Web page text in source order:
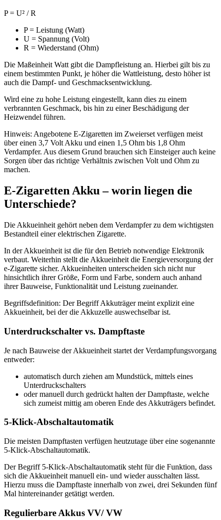
P = U² / R
P = Leistung (Watt)
U = Spannung (Volt)
R = Wiederstand (Ohm)
Die Maßeinheit Watt gibt die Dampfleistung an. Hierbei gilt bis zu
einem bestimmten Punkt, je höher die Wattleistung, desto höher ist
auch die Dampf- und Geschmacksentwicklung.
Wird eine zu hohe Leistung eingestellt, kann dies zu einem
verbrannten Geschmack, bis hin zu einer Beschädigung der
Heizwendel führen.
Hinweis: Angebotene E-Zigaretten im Zweierset verfügen meist
über einen 3,7 Volt Akku und einen 1,5 Ohm bis 1,8 Ohm
Verdampfer. Aus diesem Grund brauchen sich Einsteiger auch keine
Sorgen über das richtige Verhältnis zwischen Volt und Ohm zu
machen.
E-Zigaretten Akku – worin liegen die
Unterschiede?
Die Akkueinheit gehört neben dem Verdampfer zu dem wichtigsten
Bestandteil einer elektrischen Zigarette.
In der Akkueinheit ist die für den Betrieb notwendige Elektronik
verbaut. Weiterhin stellt die Akkueinheit die Energieversorgung der
e-Zigarette sicher. Akkueinheiten unterscheiden sich nicht nur
hinsichtlich ihrer Größe, Form und Farbe, sondern auch anhand
ihrer Bauweise, Funktionalität und Leistung zueinander.
Begriffsdefinition: Der Begriff Akkuträger meint explizit eine
Akkueinheit, bei der die Akkuzelle auswechselbar ist.
Unterdruckschalter vs. Dampftaste
Je nach Bauweise der Akkueinheit startet der Verdampfungsvorgang
entweder:
automatisch durch ziehen am Mundstück, mittels eines
Unterdruckschalters
oder manuell durch gedrückt halten der Dampftaste, welche
sich zumeist mittig am oberen Ende des Akkuträgers befindet.
5-Klick-Abschaltautomatik
Die meisten Dampftasten verfügen heutzutage über eine sogenannte
5-Klick-Abschaltautomatik.
Der Begriff 5-Klick-Abschaltautomatik steht für die Funktion, dass
sich die Akkueinheit manuell ein- und wieder ausschalten lässt.
Hierzu muss die Dampftaste innerhalb von zwei, drei Sekunden fünf
Mal hintereinander getätigt werden.
Regulierbare Akkus VV/ VW